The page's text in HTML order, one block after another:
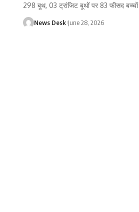
298 बूथ, 03 ट्रांजिट बूथों पर 83 फीसद बच्चों
News Desk June 28, 2026